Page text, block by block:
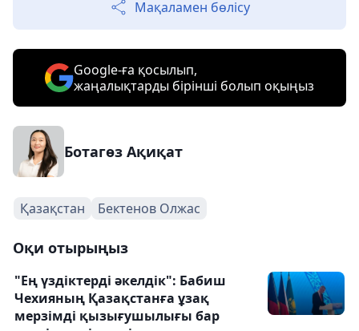
Мақаламен бөлісу
Google-ға қосылып,
жаңалықтарды бірінші болып оқыңыз
Ботагөз Ақиқат
Қазақстан Бектенов Олжас
Оқи отырыңыз
"Ең үздіктерді әкелдік": Бабиш
Чехияның Қазақстанға ұзақ
мерзімді қызығушылығы бар